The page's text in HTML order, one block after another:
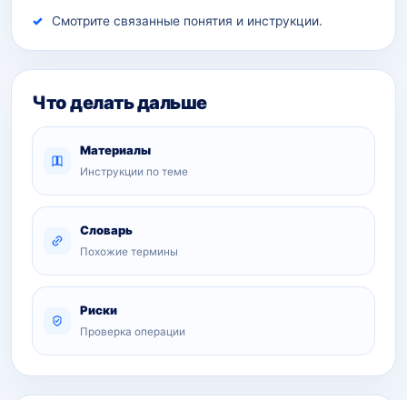
Смотрите связанные понятия и инструкции.
Что делать дальше
Материалы
Инструкции по теме
Словарь
Похожие термины
Риски
Проверка операции